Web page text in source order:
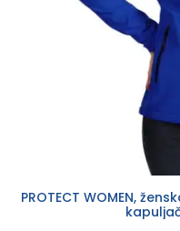
PROTECT WOMEN,